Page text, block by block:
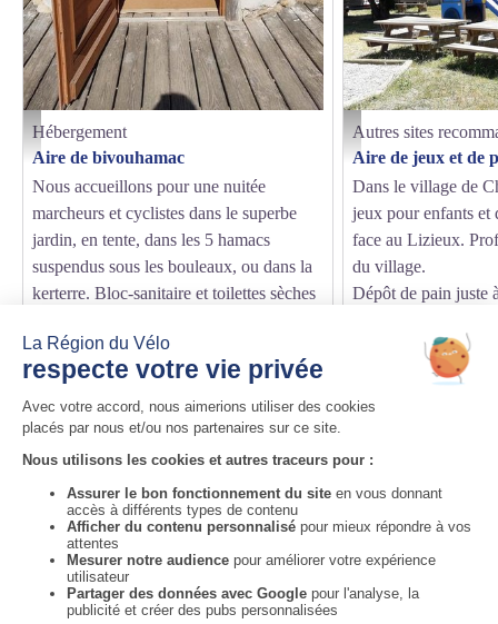
aire de Bivouhamac - aire de Bivouhamac
Hébergement
Aire de bivouhamac
Nous accueillons pour une nuitée
marcheurs et cyclistes dans le superbe
jardin, en tente, dans les 5 hamacs
suspendus sous les bouleaux, ou dans la
kerterre. Bloc-sanitaire et toilettes sèches
Aire de jeux et de pique-
Autres sites
Aire de jeux et de
Dans le village de
jeux pour enfants et
face au Lizieux.
du village.
Dépôt de pain juste
Auvergne-Rhône-Alpes Tourisme
Informations complémentaires